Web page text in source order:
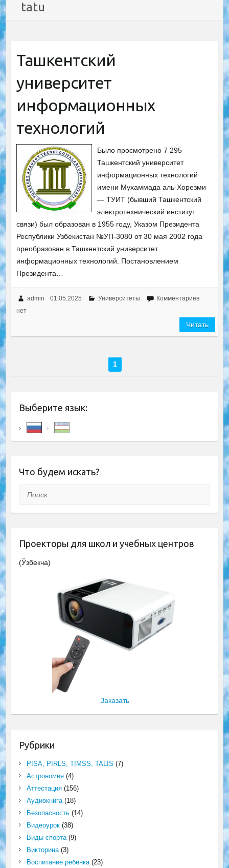
tatu
Ташкентский
университет
информационных
технологий
Было просмотрено 7 295
Ташкентский университет
информационных технологий
имени Мухаммада аль-Хорезми
— ТУИТ (бывший Ташкентский
электротехнический институт
связи) был образован в 1955 году, Указом Президента
Республики Узбекистан №УП-3080 от 30 мая 2002 года
преобразован в Ташкентский университет
информационных технологий. Постановлением
Президента…
admin 01.05.2025 Университеты
Комментариев
нет
Читать
1
Выберите язык:
Что будем искать?
Поиск
Проекторы для школ и учебных центров
(Ўзбекча)
Заказать
Рубрики
PISA, PIRLS, TIMSS, TALIS (7)
Астрономия(4)
Аттестация(156)
Аудиокнига(18)
Безопасность(14)
Видеоурок(38)
Виды спорта(9)
Викторина(3)
Воспитание ребёнка(23)